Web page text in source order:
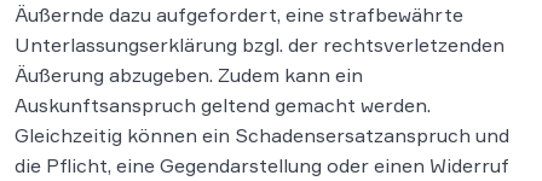
Äußernde dazu aufgefordert, eine strafbewährte
Unterlassungserklärung bzgl. der rechtsverletzenden
Äußerung abzugeben. Zudem kann ein
Auskunftsanspruch geltend gemacht werden.
Gleichzeitig können ein Schadensersatzanspruch und
die Pflicht, eine Gegendarstellung oder einen Widerruf